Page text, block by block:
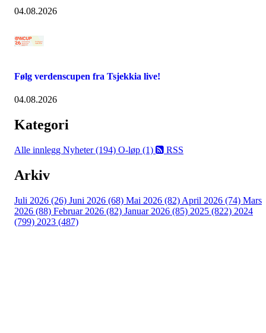
04.08.2026
Følg verdenscupen fra Tsjekkia live!
04.08.2026
Kategori
Alle innlegg Nyheter (194) O-løp (1) RSS
Arkiv
Juli 2026 (26) Juni 2026 (68) Mai 2026 (82) April 2026 (74) Mars
2026 (88) Februar 2026 (82) Januar 2026 (85) 2025 (822) 2024
(799) 2023 (487)